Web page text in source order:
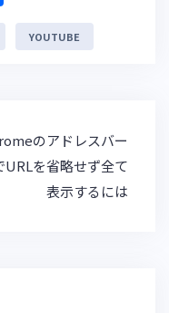
有YOUTUBE
のアドレスバー
URLを省略せず全て
表示するには